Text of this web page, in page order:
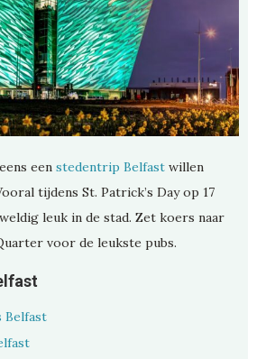
een stedentrip Belfast willen
tijdens St. Patrick’s Day op 17
leuk in de stad. Zet koers naar
voor de leukste pubs.
Belfast